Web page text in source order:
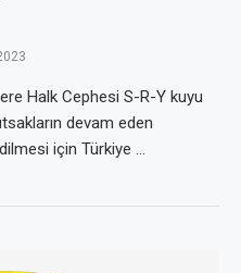
Halk Cephesi S-R-Y kuyu
devam eden
için Türkiye …